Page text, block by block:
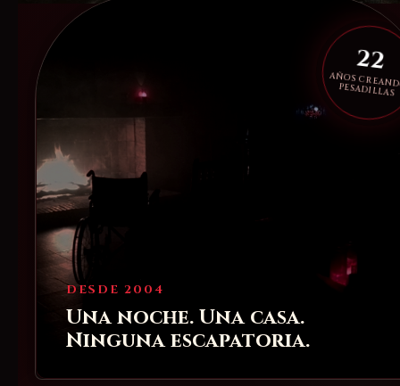
22
AÑOS
PESADILLAS
DESDE 2004
Una noche. Una casa.
Ninguna escapatoria.